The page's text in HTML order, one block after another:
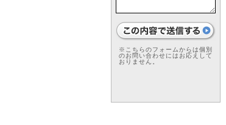
※こちらのフォームからは個別
のお問い合わせにはお応えして
おりません。